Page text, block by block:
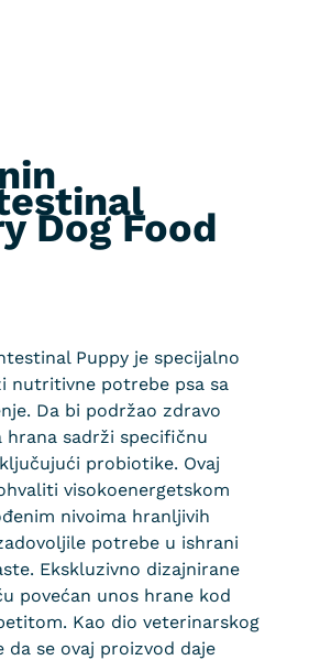
Dog Food
Puppy je specijalno
nutritivne potrebe psa sa
Da bi podržao zdravo
sadrži specifičnu
probiotike. Ovaj
visokoenergetskom
nivoima hranljivih
potrebe u ishrani
Ekskluzivno dizajnirane
povećan unos hrane kod
Kao dio veterinarskog
da se ovaj proizvod daje